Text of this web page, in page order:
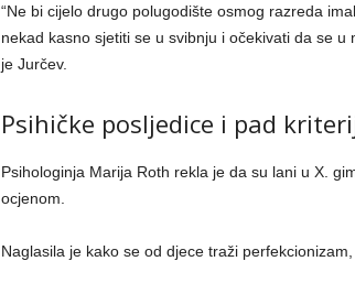
“Ne bi cijelo drugo polugodište osmog razreda
nekad kasno sjetiti se u svibnju i očekivati da se
je Jurčev.
Psihičke posljedice i pad
Psihologinja Marija Roth rekla je da su lani u X.
ocjenom.
Naglasila je kako se od djece traži